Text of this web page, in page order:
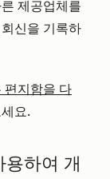
제공업체를
회신을 기록하
편지함을 다
요.
하여 개